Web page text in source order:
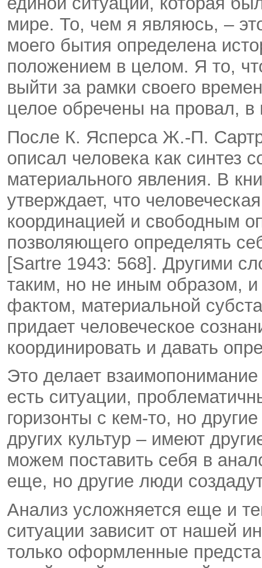
мире. То, чем я являюсь, –
моего бытия определена
положением в целом. Я то,
выйти за рамки своего
целое обречены на провал, в
После К. Ясперса Ж.-П.
описал человека как синтез
материального явления. В
утверждает, что
координацией и свободным
позволяющего определять
[Sartre 1943: 568]. Другими
таким, но не иным образом,
фактом, материальной
придает человеческое
координировать и давать
Это делает
есть ситуации,
горизонты с кем-то, но
других культур – имеют
можем поставить себя в
еще, но другие люди
Анализ усложняется еще и
ситуации зависит от нашей
только оформленные